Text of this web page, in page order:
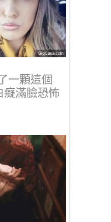
一顆這個
癡滿臉恐怖